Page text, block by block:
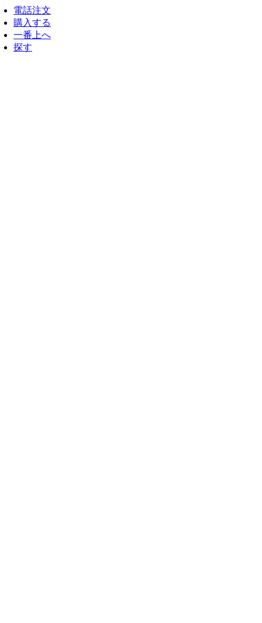
電話注文
購入する
一番上へ
探す